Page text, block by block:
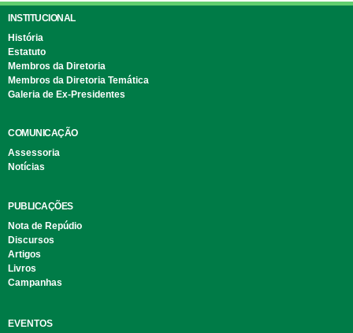
INSTITUCIONAL
História
Estatuto
Membros da Diretoria
Membros da Diretoria Temática
Galeria de Ex-Presidentes
COMUNICAÇÃO
Assessoria
Notícias
PUBLICAÇÕES
Nota de Repúdio
Discursos
Artigos
Livros
Campanhas
EVENTOS